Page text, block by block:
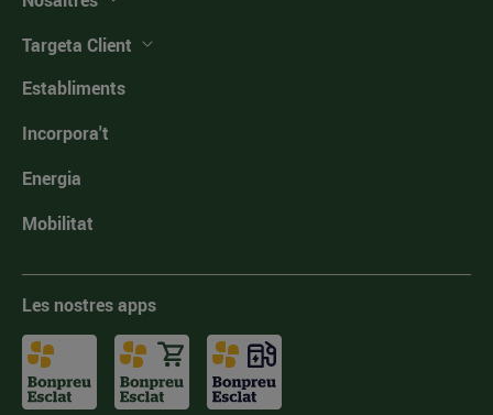
Targeta Client
Establiments
Incorpora't
Energia
Mobilitat
Les nostres apps